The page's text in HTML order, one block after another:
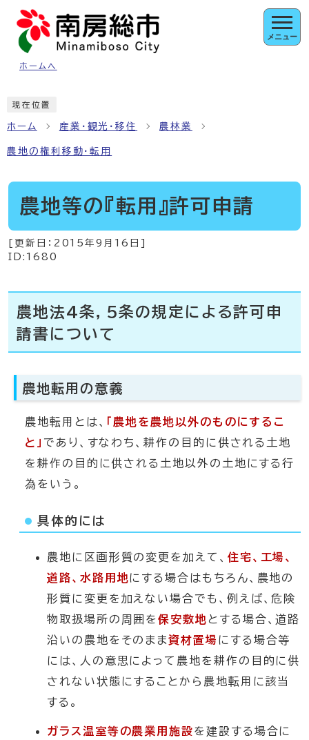
ページの先頭です
ホームへ
メニュー
現在位置
ホーム 産業・観光・移住 農林業
農地の権利移動・転用
農地等の『転用』許可申請
[更新日： 2015年9月16日
ID:1680
農地法4条，5条の規定による許可申
請書について
農地転用の意義
農地転用とは、
「農地を農地以外のものにするこ
と」 であり、すなわち、耕作の目的に供される土地
を耕作の目的に供される土地以外の土地にする行
為をいう。
具体的には
農地に区画形質の変更を加えて、 住宅、工場、
道路、水路用地にする場合はもちろん、農地の
形質に変更を加えない場合でも、例えば、危険
物取扱場所の周囲を保安敷地 とする場合、道路
沿いの農地をそのまま資材置場 にする場合等
には、人の意思によって農地を耕作の目的に供
されない状態にすることから農地転用に該当
する。
ガラス温室等の農業用施設を建設する場合に